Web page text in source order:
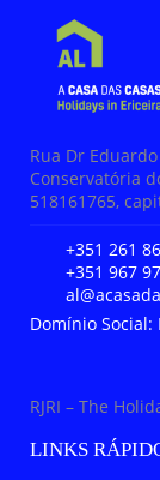
Rua Dr
Conservatória
518161765,
+351 261
+351 967
Domínio Social:
RJRI – The
LINKS